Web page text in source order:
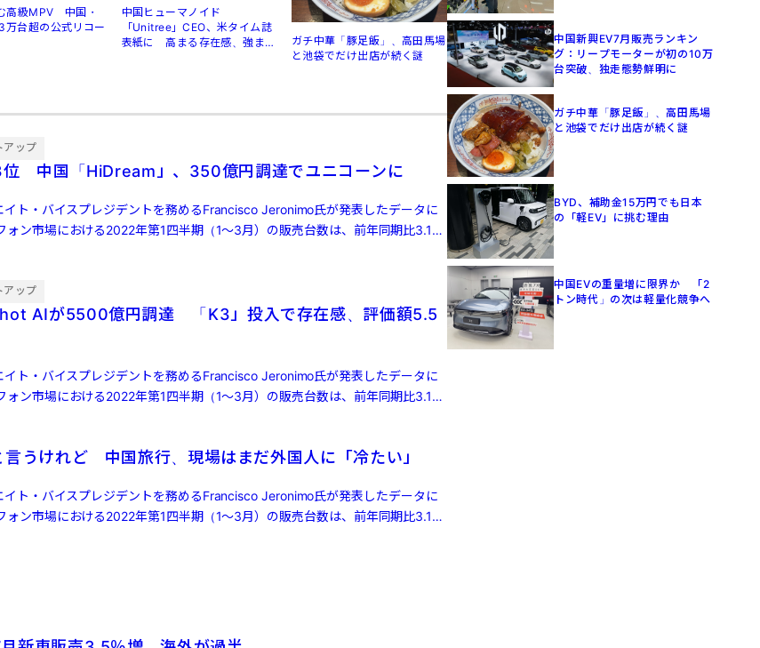
高級MPV 中国・
万台超の公式リコー
中国ヒューマノイド
「Unitree」CEO、米タイム誌
表紙に 高まる存在感、強まる
ガチ中華「豚足飯」、高田馬場
と池袋でだけ出店が続く謎
アップ
位 中国「HiDream」、350億円調達でユニコーンに
ト・バイスプレジデントを務めるFrancisco Jeronimo氏が発表したデータに
ォン市場における2022年第1四半期（1～3月）の販売台数は、前年同期比3.1%
アップ
AIが5500億円調達 「K3」投入で存在感、評価額5.5
ト・バイスプレジデントを務めるFrancisco Jeronimo氏が発表したデータに
ォン市場における2022年第1四半期（1～3月）の販売台数は、前年同期比3.1%
うけれど 中国旅行、現場はまだ外国人に「冷たい」
ト・バイスプレジデントを務めるFrancisco Jeronimo氏が発表したデータに
ォン市場における2022年第1四半期（1～3月）の販売台数は、前年同期比3.1%
中国新興EV7月販売ランキン
グ：リープモーターが初の10万
台突破、独走態勢鮮明に
ガチ中華「豚足飯」、高田馬場
と池袋でだけ出店が続く謎
BYD、補助金15万円でも日本
の「軽EV」に挑む理由
中国EVの重量増に限界か 「2
トン時代」の次は軽量化競争へ